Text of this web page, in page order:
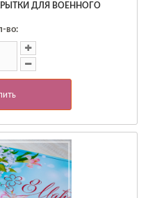
ДЛЯ ВОЕННОГО
во: